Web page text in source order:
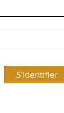
S'identifier